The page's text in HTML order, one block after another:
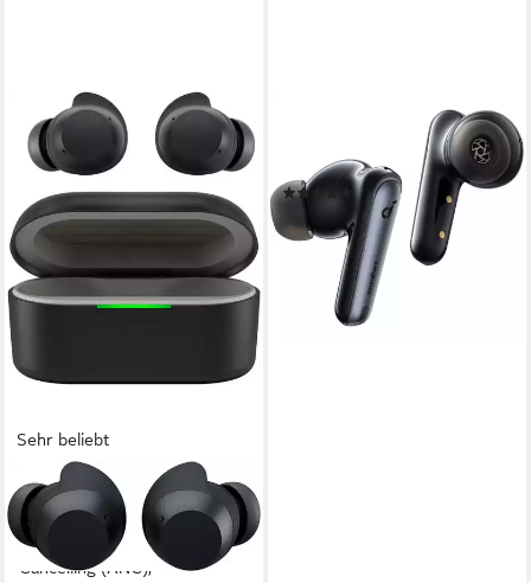
Sehr beliebt
LG
xboom Buds Lite wireless In-
Ear-Kopfhörer (Active Noise
Cancelling (ANC),
Liberty 4 NC - Headset -
velvet black In-Ear-Kopfhörer
(2)
94,90 €
lieferbar - in 6-8 Werktagen bei dir